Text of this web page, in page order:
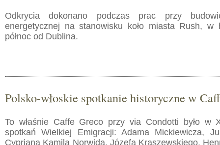
Odkrycia dokonano podczas prac przy
energetycznej na stanowisku koło miasta Rush, w
północ od Dublina.
Polsko-włoskie spotkanie historyczne w
To właśnie Caffe Greco przy via Condotti było w
spotkań Wielkiej Emigracji: Adama Mickiewicza,
Cypriana Kamila Norwida, Józefa Kraszewskiego,